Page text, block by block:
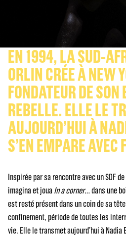
EN 1994, LA SUD-
ORLIN CRÉE À NEW
FONDATEUR DE SON
REBELLE. ELLE LE
AUJOURD’HUI À
S’EN EMPARE AVEC
Inspirée par sa rencontre avec un SDF
imagina et jouaIn a corner… dans une
est resté présent dans un coin de sa
confinement, période de toutes les
vie. Elle le transmet aujourd’hui à